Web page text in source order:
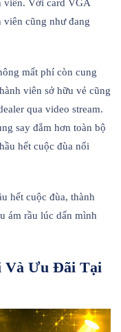
viên. Với card VGA
viên cũng như đang
mất phí còn cung
viên sở hữu vẻ cũng
qua video stream.
say đắm hơn toàn bộ
hết cuộc đùa nổi
hết cuộc đùa, thành
ám rầu lúc dấn mình
Và Ưu Đãi Tại